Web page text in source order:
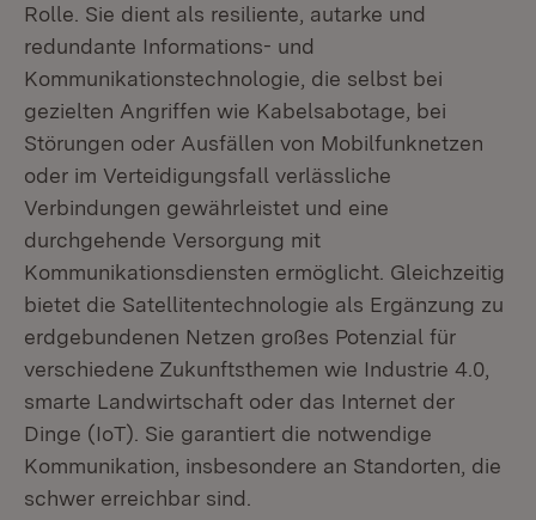
Rolle. Sie dient als resiliente, autarke und
redundante Informations- und
Kommunikationstechnologie, die selbst bei
gezielten Angriffen wie Kabelsabotage, bei
Störungen oder Ausfällen von Mobilfunknetzen
oder im Verteidigungsfall verlässliche
Verbindungen gewährleistet und eine
durchgehende Versorgung mit
Kommunikationsdiensten ermöglicht. Gleichzeitig
bietet die Satellitentechnologie als Ergänzung zu
erdgebundenen Netzen großes Potenzial für
verschiedene Zukunftsthemen wie Industrie 4.0,
smarte Landwirtschaft oder das Internet der
Dinge (IoT). Sie garantiert die notwendige
Kommunikation, insbesondere an Standorten, die
schwer erreichbar sind.